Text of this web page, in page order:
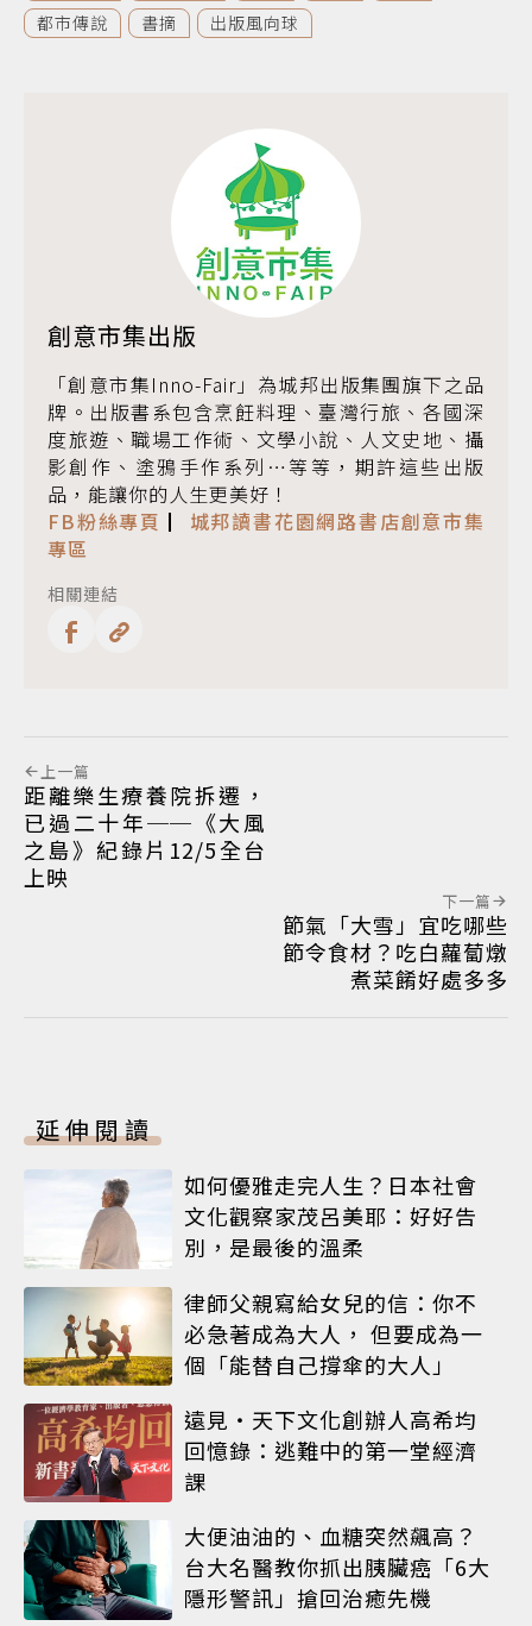
都市傳說
書摘 出版風向球
創意市集出版
「創意市集Inno-Fair」為城邦出版集團旗下之品
牌。出版書系包含烹飪料理、臺灣行旅、各國深
度旅遊、職場工作術、文學小說、人文史地、攝
影創作、塗鴉手作系列…等等，期許這些出版
品，能讓你的人生更美好！
FB粉絲專頁 ▏ 城邦讀書花園網路書店創意市集
專區
相關連結
上一篇
距離樂生療養院拆遷，
已過二十年──《大風
之島》紀錄片12/5全台
上映
下一篇
節氣「大雪」宜吃哪些
節令食材？吃白蘿蔔燉
煮菜餚好處多多
延伸閱讀
如何優雅走完人生？日本社會
文化觀察家茂呂美耶：好好告
別，是最後的溫柔
律師父親寫給女兒的信：你不
必急著成為大人， 但要成為一
個「能替自己撐傘的大人」
遠見‧天下文化創辦人高希均
回憶錄：逃難中的第一堂經濟
課
大便油油的、血糖突然飆高？
台大名醫教你抓出胰臟癌「6大
隱形警訊」搶回治癒先機